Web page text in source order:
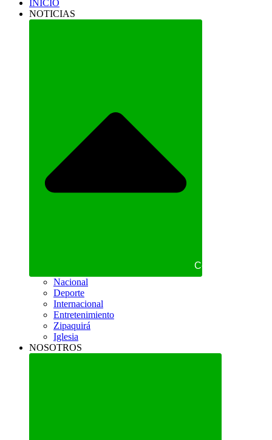
INICIO
NOTICIAS
Cerrar NOTICIAS
Nacional
Deporte
Internacional
Entretenimiento
Zipaquirá
Iglesia
NOSOTROS